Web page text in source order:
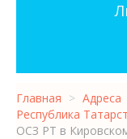
Главная > Адреса
Республика
ОСЗ РТ в